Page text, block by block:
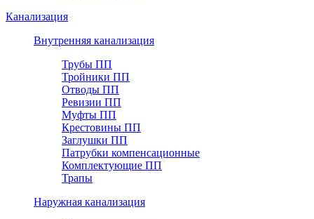
Канализация
Внутренняя канализация
Трубы ПП
Тройники ПП
Отводы ПП
Ревизии ПП
Муфты ПП
Крестовины ПП
Заглушки ПП
Патрубки компенсационные
Комплектующие ПП
Трапы
Наружная канализация